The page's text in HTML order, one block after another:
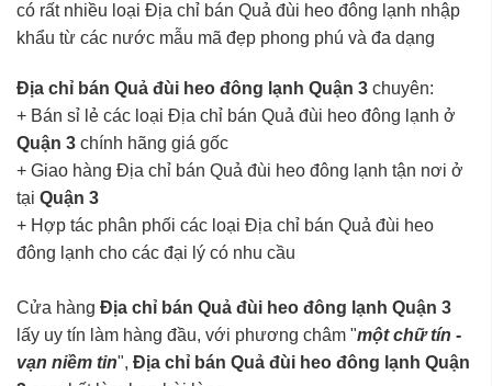
có rất nhiều loại Địa chỉ bán Quả đùi heo đông lạnh nhập
khẩu từ các nước mẫu mã đẹp phong phú và đa dạng
Địa chỉ bán Quả đùi heo đông lạnh Quận 3 chuyên:
+ Bán sỉ lẻ các loại Địa chỉ bán Quả đùi heo đông lạnh ở
Quận 3 chính hãng giá gốc
+ Giao hàng Địa chỉ bán Quả đùi heo đông lạnh tận nơi ở
tại Quận 3
+ Hợp tác phân phối các loại Địa chỉ bán Quả đùi heo
đông lạnh cho các đại lý có nhu cầu
Cửa hàng Địa chỉ bán Quả đùi heo đông lạnh Quận 3
lấy uy tín làm hàng đầu, với phương châm "một chữ tín -
vạn niềm tin", Địa chỉ bán Quả đùi heo đông lạnh Quận